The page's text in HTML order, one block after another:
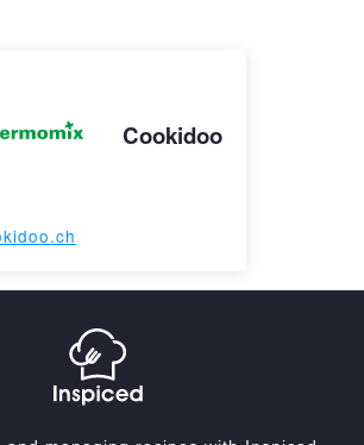
Cookidoo